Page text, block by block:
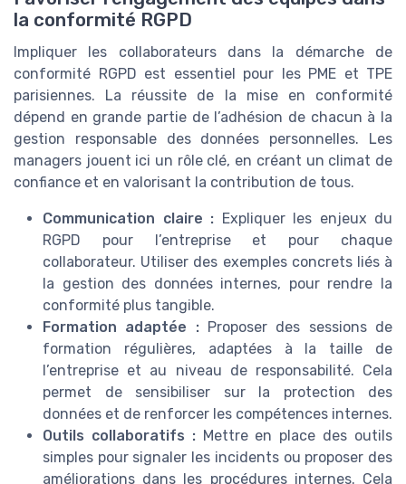
la conformité RGPD
Impliquer les collaborateurs dans la démarche de
conformité RGPD est essentiel pour les PME et TPE
parisiennes. La réussite de la mise en conformité
dépend en grande partie de l’adhésion de chacun à la
gestion responsable des données personnelles. Les
managers jouent ici un rôle clé, en créant un climat de
confiance et en valorisant la contribution de tous.
Communication claire : Expliquer les enjeux du
RGPD pour l’entreprise et pour chaque
collaborateur. Utiliser des exemples concrets liés à
la gestion des données internes, pour rendre la
conformité plus tangible.
Formation adaptée :Proposer des sessions de
formation régulières, adaptées à la taille de
l’entreprise et au niveau de responsabilité. Cela
permet de sensibiliser sur la protection des
données et de renforcer les compétences internes.
Outils collaboratifs :Mettre en place des outils
simples pour signaler les incidents ou proposer des
améliorations dans les procédures internes. Cela